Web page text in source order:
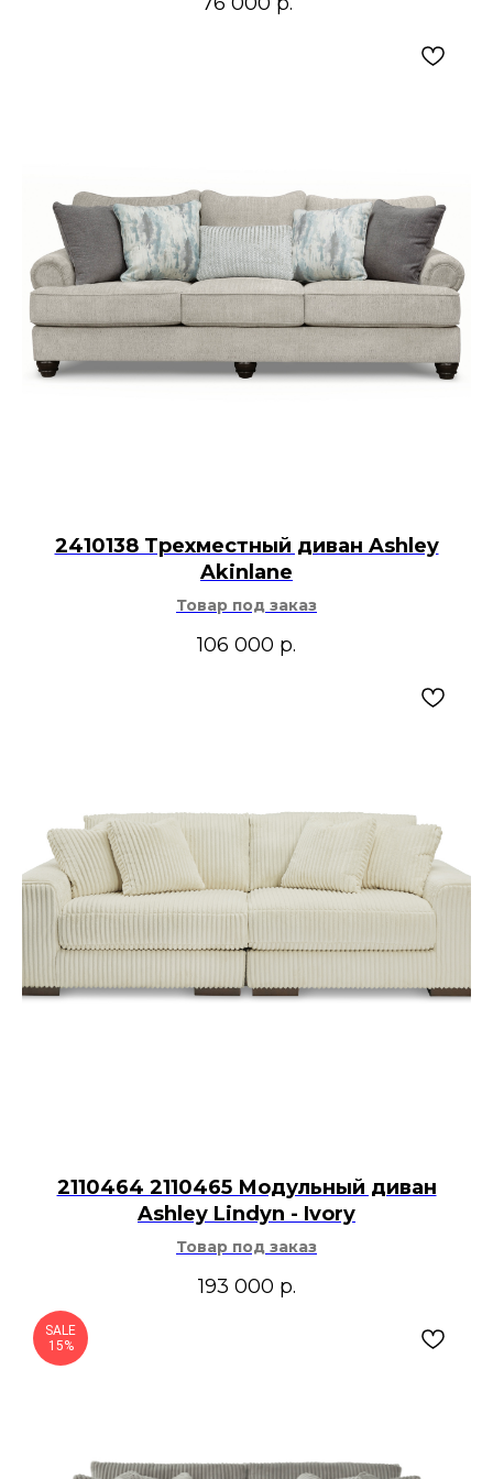
светильниками, поддерживая современный,
2410138 Трехместный диван Ashley
Akinlane
Товар под заказ
106 000 р.
2110464 2110465 Модульный диван
Ashley Lindyn - Ivory
Товар под заказ
193 000 р.
SALE
15%